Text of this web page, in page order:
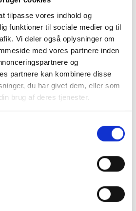
tilpasse vores indhold og
funktioner til sociale medier og til
Vi deler også oplysninger om
med vores partnere inden
og
partnere kan kombinere disse
du har givet dem, eller som
brug af deres tjenester.
er det
telefonsamtale med en
du en SMS eller e-
når det er ved at
for at være med, er en
støttet ”SnakSammen” med
dig på snaksammen.dk